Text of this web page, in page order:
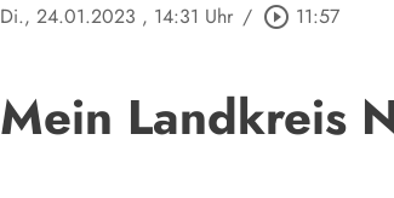
Di., 24.01.2023 , 14:31 Uhr / play_circle_outline 11:57
Mein Landkreis